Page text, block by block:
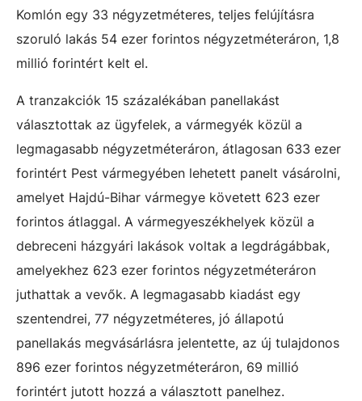
Komlón egy 33 négyzetméteres, teljes felújításra
szoruló lakás 54 ezer forintos négyzetméteráron, 1,8
millió forintért kelt el.
A tranzakciók 15 százalékában panellakást
választottak az ügyfelek, a vármegyék közül a
legmagasabb négyzetméteráron, átlagosan 633 ezer
forintért Pest vármegyében lehetett panelt vásárolni,
amelyet Hajdú-Bihar vármegye követett 623 ezer
forintos átlaggal. A vármegyeszékhelyek közül a
debreceni házgyári lakások voltak a legdrágábbak,
amelyekhez 623 ezer forintos négyzetméteráron
juthattak a vevők. A legmagasabb kiadást egy
szentendrei, 77 négyzetméteres, jó állapotú
panellakás megvásárlásra jelentette, az új tulajdonos
896 ezer forintos négyzetméteráron, 69 millió
forintért jutott hozzá a választott panelhez.